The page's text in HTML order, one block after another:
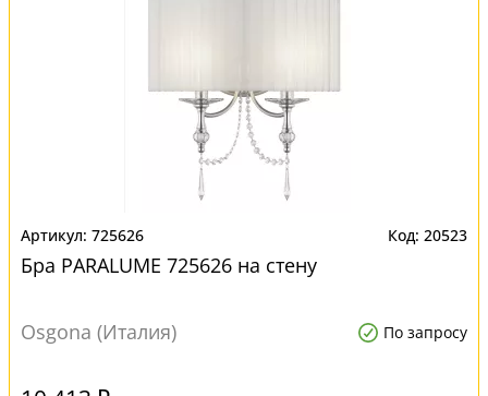
725626 20523
Бра PARALUME 725626 на стену
Osgona (Италия) По запросу